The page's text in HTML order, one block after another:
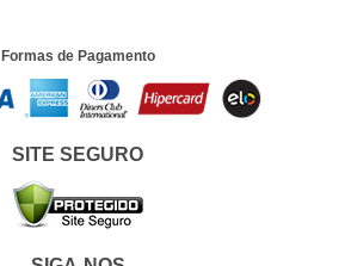
Formas de Pagamento
SITE SEGURO